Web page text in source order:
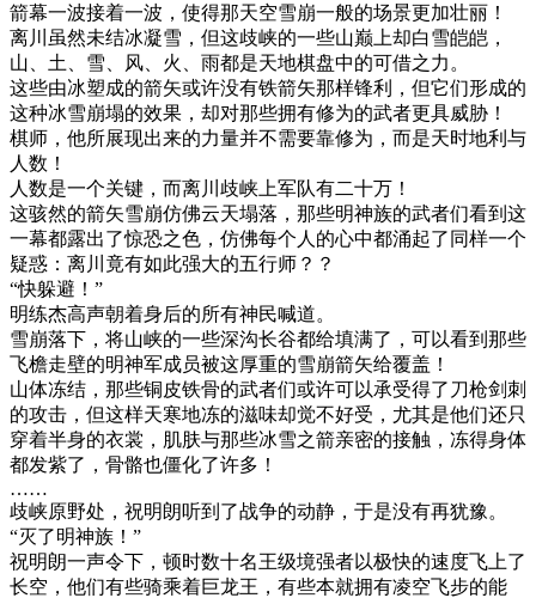
箭幕一波接着一波，使得那天空雪崩一般的场景更加壮丽！
离川虽然未结冰凝雪，但这歧峡的一些山巅上却白雪皑皑，
山、土、雪、风、火、雨都是天地棋盘中的可借之力。
这些由冰塑成的箭矢或许没有铁箭矢那样锋利，但它们形成的
这种冰雪崩塌的效果，却对那些拥有修为的武者更具威胁！
棋师，他所展现出来的力量并不需要靠修为，而是天时地利与
人数！
人数是一个关键，而离川歧峡上军队有二十万！
这骇然的箭矢雪崩仿佛云天塌落，那些明神族的武者们看到这
一幕都露出了惊恐之色，仿佛每个人的心中都涌起了同样一个
疑惑：离川竟有如此强大的五行师？？
“快躲避！”
明练杰高声朝着身后的所有神民喊道。
雪崩落下，将山峡的一些深沟长谷都给填满了，可以看到那些
飞檐走壁的明神军成员被这厚重的雪崩箭矢给覆盖！
山体冻结，那些铜皮铁骨的武者们或许可以承受得了刀枪剑刺
的攻击，但这样天寒地冻的滋味却觉不好受，尤其是他们还只
穿着半身的衣裳，肌肤与那些冰雪之箭亲密的接触，冻得身体
都发紫了，骨骼也僵化了许多！
……
歧峡原野处，祝明朗听到了战争的动静，于是没有再犹豫。
“灭了明神族！”
祝明朗一声令下，顿时数十名王级境强者以极快的速度飞上了
长空，他们有些骑乘着巨龙王，有些本就拥有凌空飞步的能